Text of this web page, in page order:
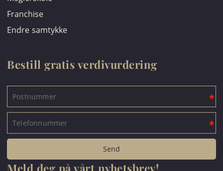
Franchise
Endre samtykke
Bestill gratis verdivurdering
Meld deg på vårt nyhetsbrev!